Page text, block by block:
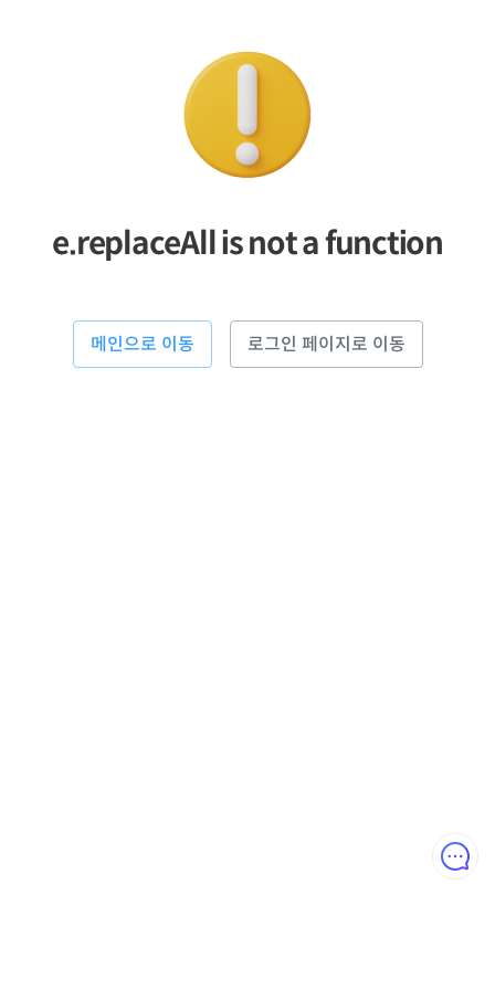
e.replaceAll is not a function
메인으로 이동 로그인 페이지로 이동